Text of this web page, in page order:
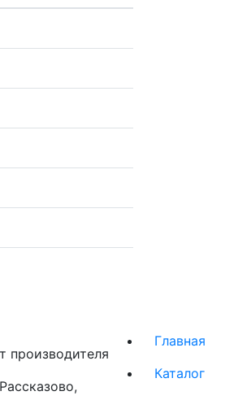
производителя
Главная
Каталог